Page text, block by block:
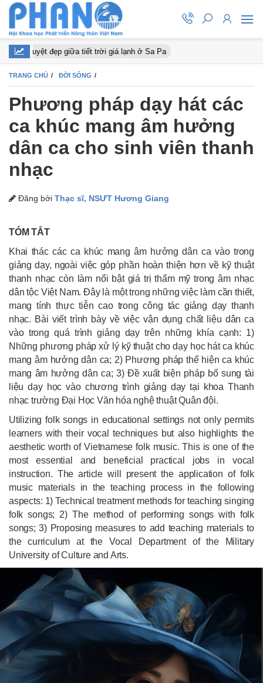
nở tuyệt đẹp giữa tiết trời giá lạnh ở Sa Pa
TRANG CHỦ ĐỜI SỐNG
Phương pháp dạy hát các
ca khúc mang âm hưởng
dân ca cho sinh viên thanh
nhạc
Đăng bởi Thạc sĩ, NSƯT Hương Giang
TÓM TẮT
Khai thác các ca khúc mang âm hưởng dân ca vào trong
giảng dạy, ngoài việc góp phần hoàn thiện hơn về kỹ thuật
thanh nhạc còn làm nổi bật giá trị thẩm mỹ trong âm nhạc
dân tộc Việt Nam. Đây là một trong những việc làm cần thiết,
mang tính thực tiễn cao trong công tác giảng dạy thanh
nhạc. Bài viết trình bày về việc vận dụng chất liệu dân ca
vào trong quá trình giảng dạy trên những khía cạnh: 1)
Những phương pháp xử lý kỹ thuật cho dạy học hát ca khúc
mang âm hưởng dân ca; 2) Phương pháp thể hiện ca khúc
mang âm hưởng dân ca; 3) Đề xuất biện pháp bổ sung tài
liệu dạy học vào chương trình giảng dạy tại khoa Thanh
nhạc trường Đại Học Văn hóa nghệ thuật Quân đội.
Utilizing folk songs in educational settings not only permits
learners with their vocal techniques but also highlights the
aesthetic worth of Vietnamese folk music. This is one of the
most essential and beneficial practical jobs in vocal
instruction. The article will present the application of folk
music materials in the teaching process in the following
aspects: 1) Technical treatment methods for teaching singing
folk songs; 2) The method of performing songs with folk
songs; 3) Proposing measures to add teaching materials to
the curriculum at the Vocal Department of the Military
University of Culture and Arts.